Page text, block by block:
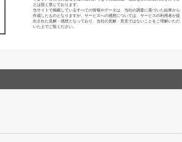
とは固く禁じております。
当サイトで掲載しているすべての情報やデータは、当社の調査に基づいた結果から
作成したものとなりますが、サービスへの感想については、サービスの利用者が提
出された見解・感想となっており、当社の見解・意見ではないことをご理解いただ
いた上でご覧ください。